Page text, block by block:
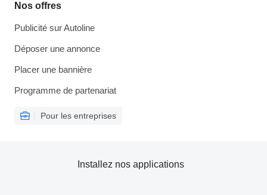
Nos offres
Publicité sur Autoline
Déposer une annonce
Placer une bannière
Programme de partenariat
Pour les entreprises
Installez nos applications